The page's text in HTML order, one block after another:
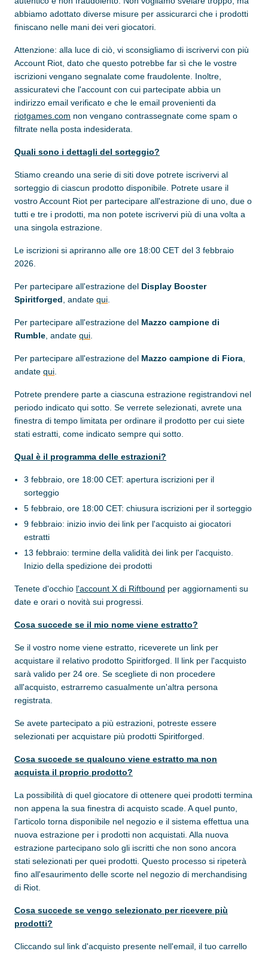
abbiamo adottato diverse misure per assicurarci che i prodotti
finiscano nelle mani dei veri giocatori.
Attenzione: alla luce di ciò, vi sconsigliamo di iscrivervi con più
Account Riot, dato che questo potrebbe far sì che le vostre
iscrizioni vengano segnalate come fraudolente. Inoltre,
assicuratevi che l'account con cui partecipate abbia un
indirizzo email verificato e che le email provenienti da
riotgames.com non vengano contrassegnate come spam o
filtrate nella posta indesiderata.
Quali sono i dettagli del sorteggio?
Stiamo creando una serie di siti dove potrete iscrivervi al
sorteggio di ciascun prodotto disponibile. Potrete usare il
vostro Account Riot per partecipare all'estrazione di uno, due o
tutti e tre i prodotti, ma non potete iscrivervi più di una volta a
una singola estrazione.
Le iscrizioni si apriranno alle ore 18:00 CET del 3 febbraio
2026.
Per partecipare all'estrazione del Display Booster
Spiritforged , andate qui
Per partecipare all'estrazione del Mazzo campione di
Rumble , andate qui
Per partecipare all'estrazione del Mazzo campione di Fiora
andate qui
Potrete prendere parte a ciascuna estrazione registrandovi nel
periodo indicato qui sotto. Se verrete selezionati, avrete una
finestra di tempo limitata per ordinare il prodotto per cui siete
stati estratti, come indicato sempre qui sotto.
Qual è il programma delle estrazioni?
3 febbraio, ore 18:00 CET: apertura iscrizioni per il
sorteggio
5 febbraio, ore 18:00 CET: chiusura iscrizioni per il sorteggio
9 febbraio: inizio invio dei link per l'acquisto ai giocatori
estratti
13 febbraio: termine della validità dei link per l'acquisto.
Inizio della spedizione dei prodotti
Tenete d'occhio l'account X di Riftbound per aggiornamenti su
date e orari o novità sui progressi.
Cosa succede se il mio nome viene estratto?
Se il vostro nome viene estratto, riceverete un link per
acquistare il relativo prodotto Spiritforged. Il link per l'acquisto
sarà valido per 24 ore. Se scegliete di non procedere
all'acquisto, estrarremo casualmente un'altra persona
registrata.
Se avete partecipato a più estrazioni, potreste essere
selezionati per acquistare più prodotti Spiritforged.
Cosa succede se qualcuno viene estratto ma non
acquista il proprio prodotto?
La possibilità di quel giocatore di ottenere quei prodotti termina
non appena la sua finestra di acquisto scade. A quel punto,
l'articolo torna disponibile nel negozio e il sistema effettua una
nuova estrazione per i prodotti non acquistati. Alla nuova
estrazione partecipano solo gli iscritti che non sono ancora
stati selezionati per quei prodotti. Questo processo si ripeterà
fino all'esaurimento delle scorte nel negozio di merchandising
di Riot.
Cosa succede se vengo selezionato per ricevere più
prodotti?
Cliccando sul link d'acquisto presente nell'email, il tuo carrello